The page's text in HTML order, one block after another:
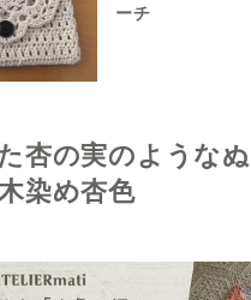
ーチ
杏の実のような
染め杏色